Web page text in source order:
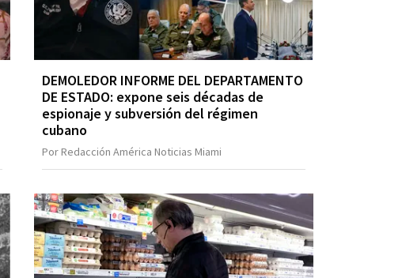
DEMOLEDOR INFORME DEL DEPARTAMENTO
DE ESTADO: expone seis décadas de
espionaje y subversión del régimen
cubano
Por Redacción América Noticias Miami